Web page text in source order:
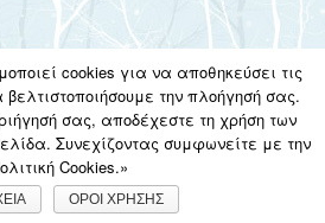
Η ΕΤΑΙΡΙΑ ΟΡΟΙ ΧΡΗΣΗΣ
by Barkas
Steps
cookies για να αποθηκεύσει τις
την πλοήγησή σας.
σας, αποδέχεστε τη χρήση των
Συνεχίζοντας συμφωνείτε με την
Cookies.»
ΟΡΟΙ ΧΡΗΣΗΣ